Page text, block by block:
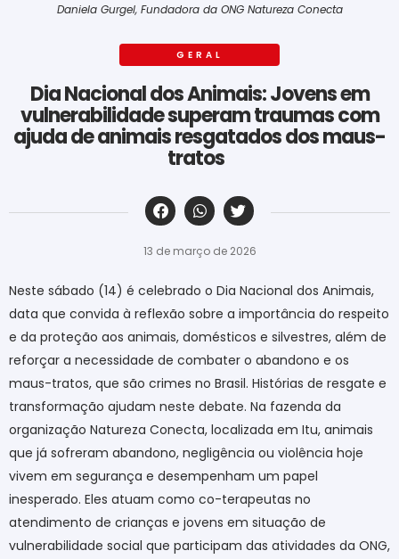
Daniela Gurgel, Fundadora da ONG Natureza Conecta
GERAL
Dia Nacional dos Animais: Jovens em
vulnerabilidade superam traumas com
ajuda de animais resgatados dos maus-
tratos
‎ ‎ ‎ ‎ ‎ ‎ ‎ ‎ ‎ ‎ ‎ ‎ ‎ ‎ ‎ ‎ ‎ ‎ ‎ ‎ ‎ ‎ ‎ ‎ ‎ ‎ ‎ ‎ ‎ ‎ ‎
13 de março de 2026
Neste sábado (14) é celebrado o Dia Nacional dos Animais,
data que convida à reflexão sobre a importância do respeito
e da proteção aos animais, domésticos e silvestres, além de
reforçar a necessidade de combater o abandono e os
maus-tratos, que são crimes no Brasil. Histórias de resgate e
transformação ajudam neste debate. Na fazenda da
organização Natureza Conecta, localizada em Itu, animais
que já sofreram abandono, negligência ou violência hoje
vivem em segurança e desempenham um papel
inesperado. Eles atuam como co-terapeutas no
atendimento de crianças e jovens em situação de
vulnerabilidade social que participam das atividades da ONG,